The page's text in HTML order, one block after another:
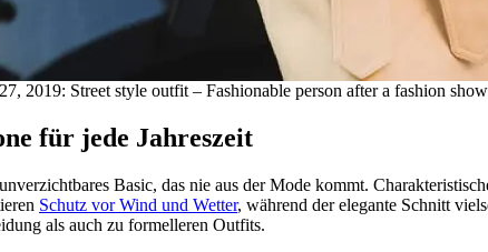
2019: Street style outfit – Fashionable person after a fashion
für jede Jahreszeit
Basic, das nie aus der Mode kommt.
Schutz vor Wind und Wetter, während der elegante Schnitt
als auch zu formelleren Outfits.